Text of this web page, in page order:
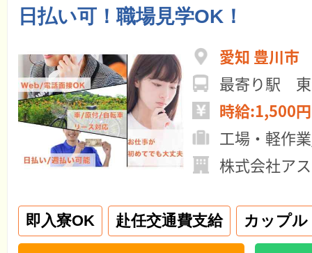
日払い可！職場見学OK！
愛知 豊川市
最寄り駅 東
時給:1,500
工場・軽作
株式会社ア
即入寮OK 赴任交通費支給 カップル